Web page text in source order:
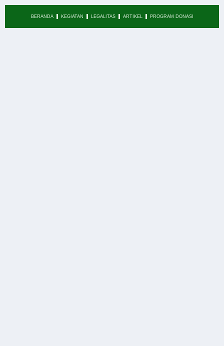
BERANDA KEGIATAN LEGALITAS ARTIKEL PROGRAM DONASI